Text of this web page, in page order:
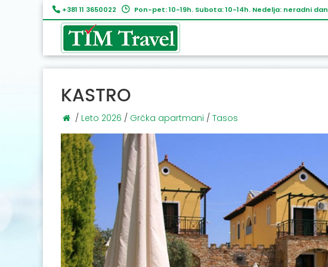
+381 11 3650022 Pon-pet: 10-19h. Subota: 10-14h. Nedelja: neradni dan
KASTRO
/ Leto 2026 / Grčka apartmani / Tasos